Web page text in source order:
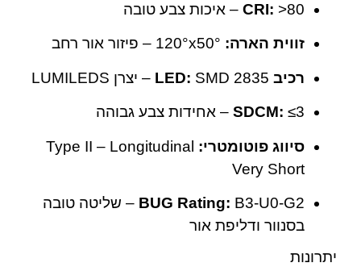
CRI: ‎>80 – איכות צבע טובה
זווית הארה:
רכיב LED: SMD 2835 – יצרן LUMILEDS
SDCM: ≤3 – אחידות צבע גבוהה
סיווג פוטומטרי: Type II – Longitudinal
Very Short
BUG Rating: B3-U0-G2 – שליטה טובה
בסנוור ודליפת אור
יתרונות